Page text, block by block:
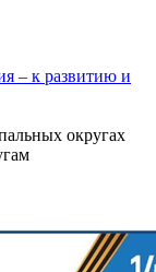
округах